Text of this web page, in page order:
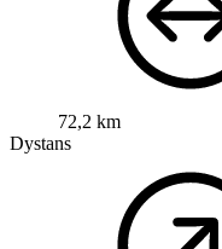
72,2 km
Dystans